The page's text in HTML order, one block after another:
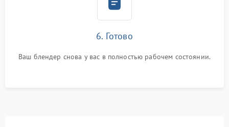
6. Готово
Ваш блендер снова у вас в полностью рабочем состоянии.